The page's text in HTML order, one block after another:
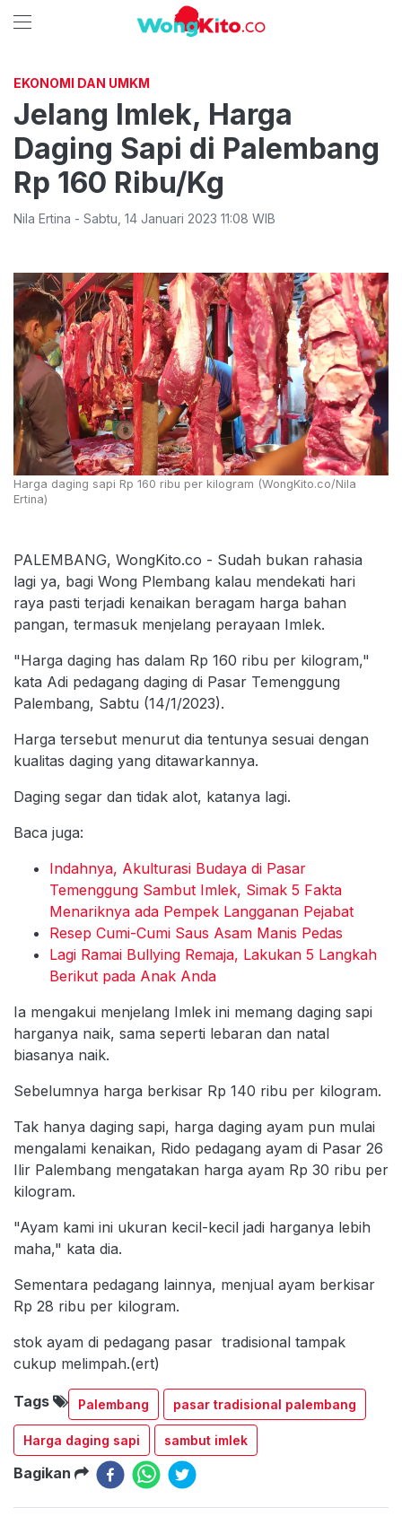
EKONOMI DAN UMKM
Jelang Imlek, Harga
Daging Sapi di Palembang
Rp 160 Ribu/Kg
Nila Ertina - Sabtu 14 Januari 2023 11:08 WIB
Harga daging sapi Rp 160 ribu per kilogram (WongKito.co/Nila
Ertina)
PALEMBANG, WongKito.co - Sudah bukan rahasia
lagi ya, bagi Wong Plembang kalau mendekati hari
raya pasti terjadi kenaikan beragam harga bahan
pangan, termasuk menjelang perayaan Imlek.
"Harga daging has dalam Rp 160 ribu per kilogram,"
kata Adi pedagang daging di Pasar Temenggung
Palembang, Sabtu (14/1/2023).
Harga tersebut menurut dia tentunya sesuai dengan
kualitas daging yang ditawarkannya.
Daging segar dan tidak alot, katanya lagi.
Baca juga:
Indahnya, Akulturasi Budaya di Pasar
Temenggung Sambut Imlek, Simak 5 Fakta
Menariknya ada Pempek Langganan Pejabat
Resep Cumi-Cumi Saus Asam Manis Pedas
Lagi Ramai Bullying Remaja, Lakukan 5 Langkah
Berikut pada Anak Anda
Ia mengakui menjelang Imlek ini memang daging sapi
harganya naik, sama seperti lebaran dan natal
biasanya naik.
Sebelumnya harga berkisar Rp 140 ribu per kilogram.
Tak hanya daging sapi, harga daging ayam pun mulai
mengalami kenaikan, Rido pedagang ayam di Pasar 26
Ilir Palembang mengatakan harga ayam Rp 30 ribu per
kilogram.
"Ayam kami ini ukuran kecil-kecil jadi harganya lebih
maha," kata dia.
Sementara pedagang lainnya, menjual ayam berkisar
Rp 28 ribu per kilogram.
stok ayam di pedagang pasar tradisional tampak
cukup melimpah.(ert)
Tags Palembang pasar tradisional palembang
Harga daging sapi sambut imlek
Bagikan